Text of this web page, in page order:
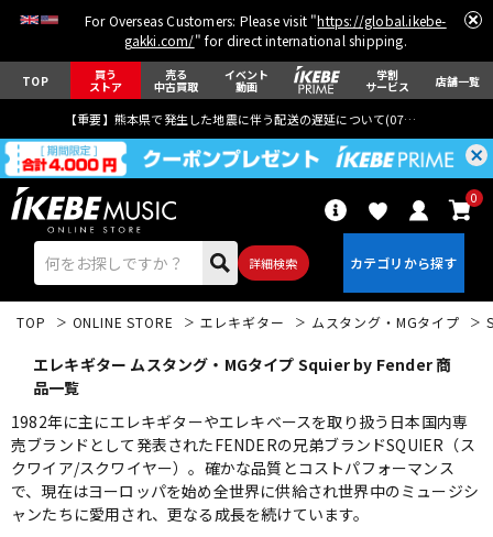
For Overseas Customers: Please visit "https://global.ikebe-
gakki.com/" for direct international shipping.
TOP 買う
ストア
売る
中古買取
イベント
動画
学割
サービス 店舗一覧
【重要】熊本県で発生した地震に伴う配送の遅延について(07月29日
詳細検索
0
エレキギター アコギ/エレアコ
ベース ウクレレ
TOP ONLINE STORE エレキギター ムスタング・MGタイプ
エレキギター ムスタング・MGタイプ Squier by Fender 商
品一覧
1982年に主にエレキギターやエレキベースを取り扱う日本国内専
売ブランドとして発表されたFENDERの兄弟ブランドSQUIER（ス
クワイア/スクワイヤー）。確かな品質とコストパフォーマンス
で、現在はヨーロッパを始め全世界に供給され世界中のミュージシ
ャンたちに愛用され、更なる成長を続けています。